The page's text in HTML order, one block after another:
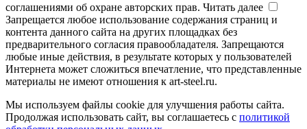
соглашениями об охране авторских прав. Читать далее
Запрещается любое использование содержания страниц и
контента данного сайта на других площадках без
предварительного согласия правообладателя. Запрещаются
любые иные действия, в результате которых у пользователей
Интернета может сложиться впечатление, что представленные
материалы не имеют отношения к art-steel.ru.
Мы используем файлы cookie для улучшения работы сайта.
Продолжая использовать сайт, вы соглашаетесь с политикой